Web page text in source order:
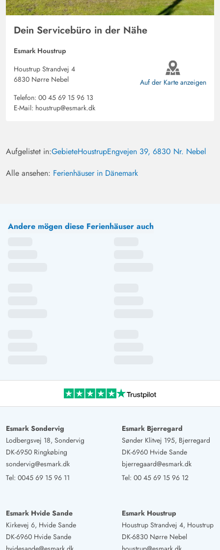
Dein Servicebüro in der Nähe
Esmark Houstrup
Houstrup Strandvej 4
6830 Nørre Nebel
Telefon: 00 45 69 15 96 13
E-Mail: houstrup@esmark.dk
Auf der Karte anzeigen
Aufgelistet in:GebieteHoustrupEngvejen 39, 6830 Nr. Nebel
Alle ansehen: Ferienhäuser in Dänemark
Andere mögen diese Ferienhäuser auch
Esmark Sondervig
Lodbergsvej 18, Sondervig
DK-6950 Ringkøbing
sondervig@esmark.dk
Tel: 0045 69 15 96 11
Esmark Bjerregard
Sønder Klitvej 195, Bjerregard
DK-6960 Hvide Sande
bjerregaard@esmark.dk
Tel: 00 45 69 15 96 12
Esmark Hvide Sande
Kirkevej 6, Hvide Sande
DK-6960 Hvide Sande
Esmark Houstrup
Houstrup Strandvej 4, Houstrup
DK-6830 Nørre Nebel